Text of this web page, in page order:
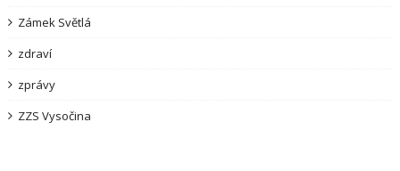
Zámek Světlá
zdraví
zprávy
ZZS Vysočina